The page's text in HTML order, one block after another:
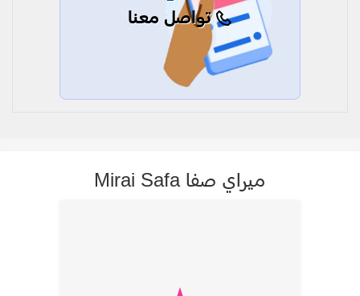
تواصل معنا
ميراي صفا Mirai Safa